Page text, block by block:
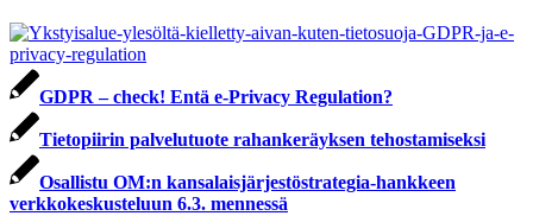
GDPR – check! Entä e-Privacy Regulation?
Tietopiirin palvelutuote rahankeräyksen tehostamiseksi
Osallistu OM:n kansalaisjärjestöstrategia-hankkeen
verkkokeskusteluun 6.3. mennessä